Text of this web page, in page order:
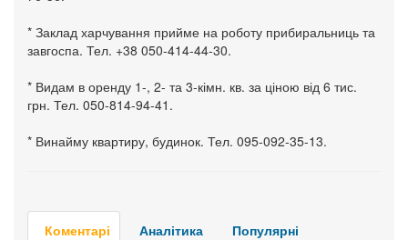
* Заклад харчування прийме на роботу прибиральниць та
завгоспа. Тел. +38 050-414-44-30.
* Видам в оренду 1-, 2- та 3-кімн. кв. за ціною від 6 тис.
грн. Тел. 050-814-94-41.
* Винайму квартиру, будинок. Тел. 095-092-35-13.
Коментарі Аналітика Популярні